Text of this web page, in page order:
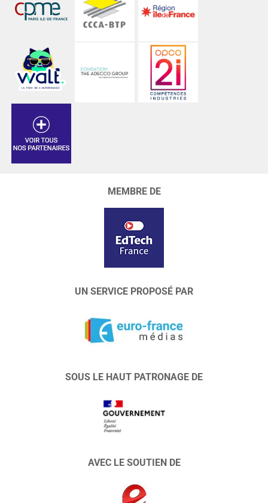
MEMBRE DE
UN SERVICE PROPOSÉ PAR
SOUS LE HAUT PATRONAGE DE
AVEC LE SOUTIEN DE